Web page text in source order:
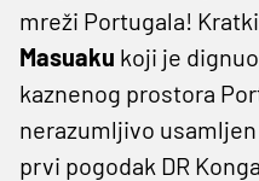
mreži Portugala!
Masuaku koji je
kaznenog prostora
nerazumljivo
prvi pogodak DR